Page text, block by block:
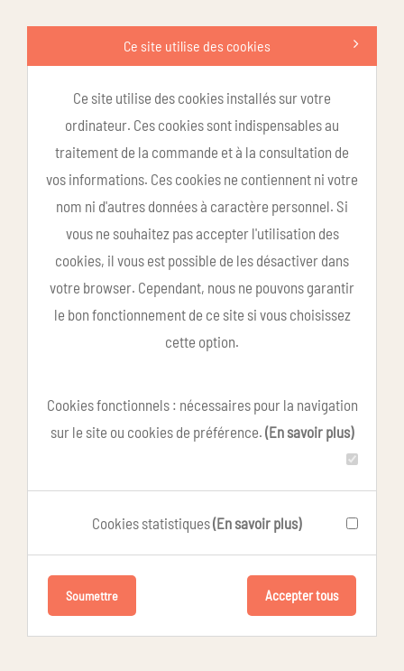
Ce site utilise des cookies
Ce site utilise des cookies installés sur votre
ordinateur. Ces cookies sont indispensables au
traitement de la commande et à la consultation de
vos informations. Ces cookies ne contiennent ni votre
nom ni d'autres données à caractère personnel. Si
vous ne souhaitez pas accepter l'utilisation des
cookies, il vous est possible de les désactiver dans
votre browser. Cependant, nous ne pouvons garantir
le bon fonctionnement de ce site si vous choisissez
cette option.
Cookies fonctionnels : nécessaires pour la navigation
sur le site ou cookies de préférence. (En savoir plus)
Cookies statistiques(En savoir plus)
Soumettre Accepter tous